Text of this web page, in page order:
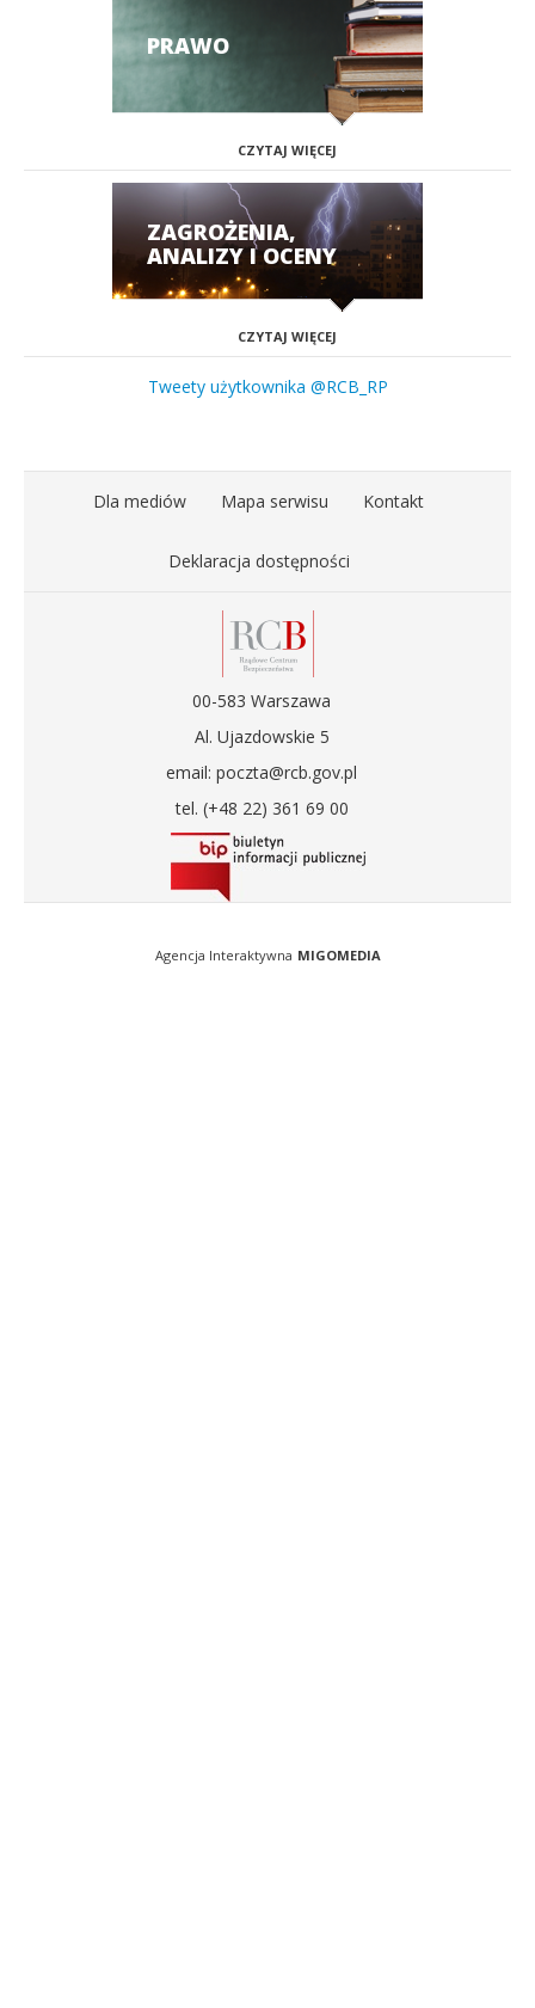
PRAWO
CZYTAJ WIĘCEJ
ZAGROŻENIA,
ANALIZY I OCENY
CZYTAJ WIĘCEJ
Tweety użytkownika @RCB_RP
Dla mediów Mapa serwisu Kontakt
Deklaracja dostępności
00-583 Warszawa
Al. Ujazdowskie 5
email: poczta@rcb.gov.pl
tel. (+48 22) 361 69 00
Agencja Interaktywna MIGOMEDIA